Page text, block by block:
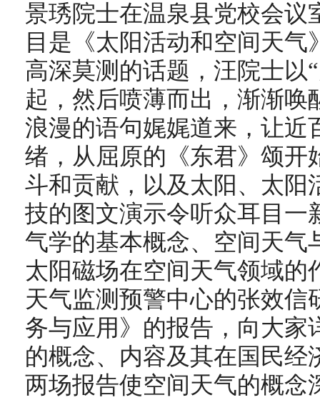
景琇院士在温泉县党校会议
目是《太阳活动和空间天
高深莫测的话题，汪院士以
起，然后喷薄而出，渐渐唤
浪漫的语句娓娓道来，让近
绪，从屈原的《东君》颂开
斗和贡献，以及太阳、太阳
技的图文演示令听众耳目一
气学的基本概念、空间天气
太阳磁场在空间天气领域的
天气监测预警中心的张效信
务与应用》的报告，向大家
的概念、内容及其在国民经
两场报告使空间天气的概念